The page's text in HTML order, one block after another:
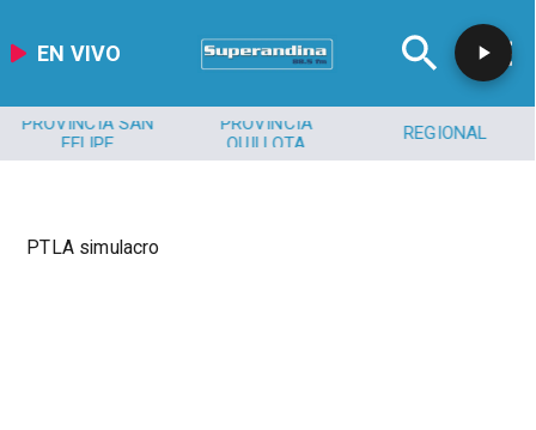
EN VIVO
PROVINCIA SAN
FELIPE
PROVINCIA
QUILLOTA
REGIONAL
PTLA simulacro